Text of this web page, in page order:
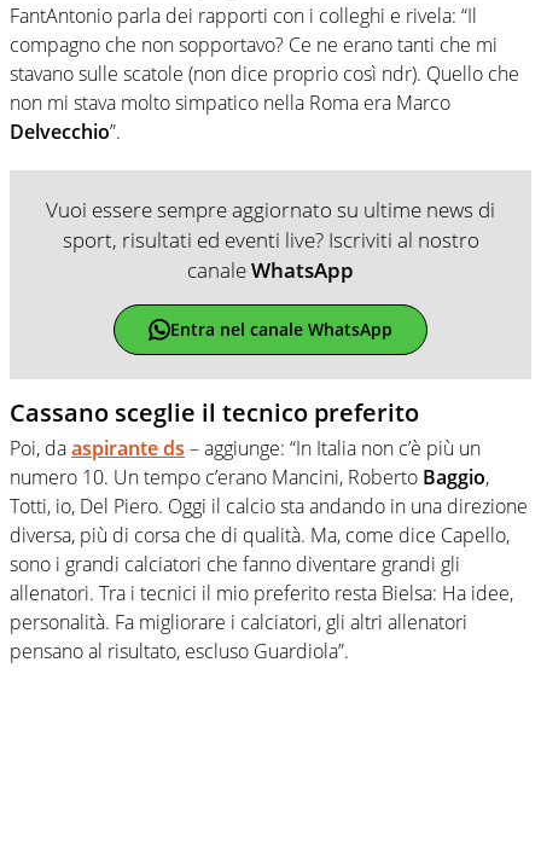
FantAntonio parla dei rapporti con i colleghi e rivela: “Il
compagno che non sopportavo? Ce ne erano tanti che mi
stavano sulle scatole (non dice proprio così ndr). Quello che
non mi stava molto simpatico nella Roma era Marco
Delvecchio”.
Vuoi essere sempre aggiornato su ultime news di
sport, risultati ed eventi live? Iscriviti al nostro
canaleWhatsApp
Entra nel canale WhatsApp
Cassano sceglie il tecnico preferito
Poi, daaspirante ds – aggiunge: “In Italia non c’è più un
numero 10. Un tempo c’erano Mancini, Roberto Baggio,
Totti, io, Del Piero. Oggi il calcio sta andando in una direzione
diversa, più di corsa che di qualità. Ma, come dice Capello,
sono i grandi calciatori che fanno diventare grandi gli
allenatori. Tra i tecnici il mio preferito resta Bielsa: Ha idee,
personalità. Fa migliorare i calciatori, gli altri allenatori
pensano al risultato, escluso Guardiola”.